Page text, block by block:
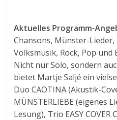
Aktuelles Programm-
Chansons, Münster-
Volksmusik, Rock, Pop
Nicht nur Solo, sondern
bietet Martje Saljé ein
Duo CAOTINA (Akustik-
MÜNSTERLIEBE (eigenes
Lesung), Trio EASY COVER